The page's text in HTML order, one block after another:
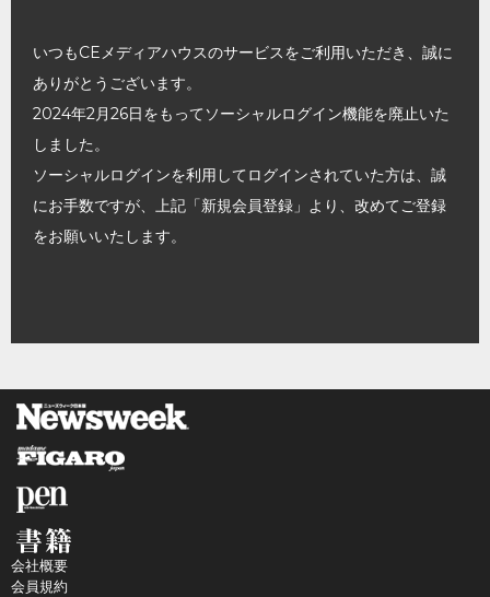
いつもCEメディアハウスのサービスをご利用いただき、誠に
ありがとうございます。
2024年2月26日をもってソーシャルログイン機能を廃止いた
しました。
ソーシャルログインを利用してログインされていた方は、誠
にお手数ですが、上記「新規会員登録」より、改めてご登録
をお願いいたします。
会社概要
会員規約